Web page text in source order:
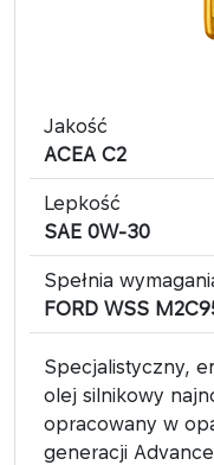
Jakość
​ACEA C2
Lepkość
SAE 0W-30
Spełnia
FORD WSS
Specjalistyczny,
olej silnikowy
opracowany w
generacji